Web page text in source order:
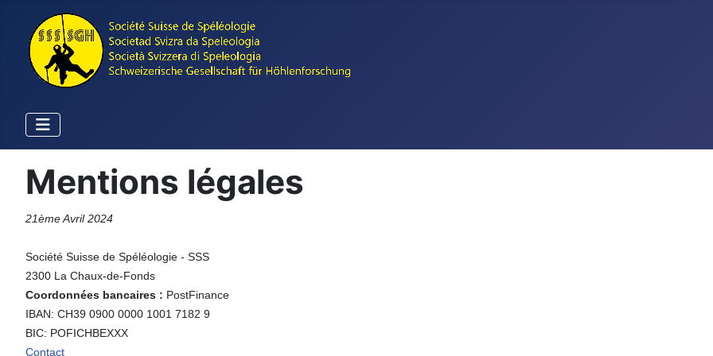
Mentions légales
21ème Avril 2024
Société Suisse de Spéléologie - SSS
2300 La Chaux-de-Fonds
Coordonnées bancaires : PostFinance
IBAN: CH39 0900 0000 1001 7182 9
BIC: POFICHBEXXX
Contact